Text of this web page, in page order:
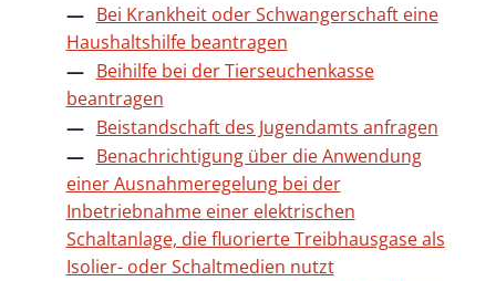
Bei Krankheit oder Schwangerschaft eine
Haushaltshilfe beantragen
Beihilfe bei der Tierseuchenkasse
beantragen
Beistandschaft des Jugendamts anfragen
Benachrichtigung über die Anwendung
einer Ausnahmeregelung bei der
Inbetriebnahme einer elektrischen
Schaltanlage, die fluorierte Treibhausgase als
Isolier- oder Schaltmedien nutzt